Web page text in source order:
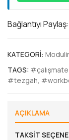
Bağlantıyı Paylaş:
KATEGORI:
TAGS:
#tezgah
AÇIKLAMA
TAKSIT